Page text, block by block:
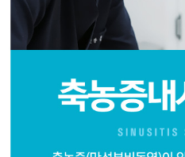
설소대수술
고주파 편도선 수술